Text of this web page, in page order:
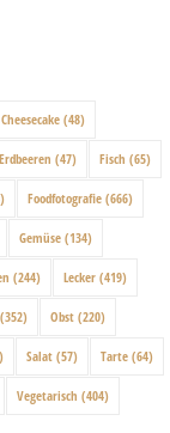
Cheesecake (48)
Erdbeeren (47) Fisch (65)
Foodfotografie (666)
Gemüse (134)
(244) Lecker (419)
(352) Obst (220)
Salat (57) Tarte (64)
Vegetarisch (404)